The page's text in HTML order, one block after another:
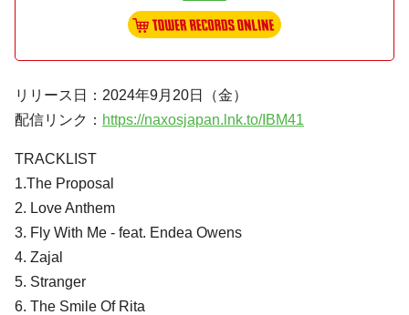
リリース日：2024年9月20日（金）
配信リンク： https://naxosjapan.lnk.to/IBM41
TRACKLIST
1.The Proposal
2. Love Anthem
3. Fly With Me - feat. Endea Owens
4. Zajal
5. Stranger
6. The Smile Of Rita